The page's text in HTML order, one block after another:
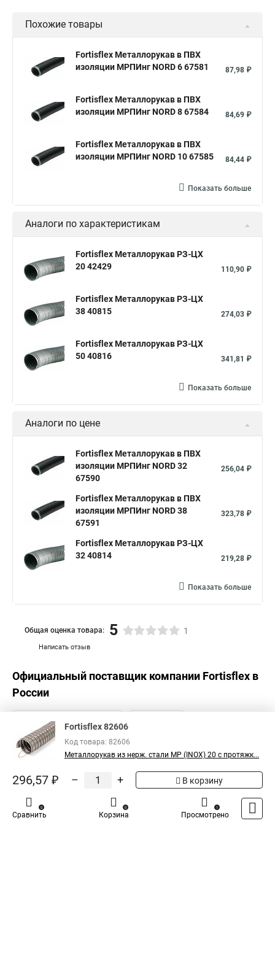
Похожие товары
Fortisflex Металлорукав в ПВХ
изоляции МРПИнг NORD 6 67581
87,98 ₽
Fortisflex Металлорукав в ПВХ
изоляции МРПИнг NORD 8 67584
84,69 ₽
Fortisflex Металлорукав в ПВХ
изоляции МРПИнг NORD 10 67585
84,44 ₽
Показать больше
Аналоги по характеристикам
Fortisflex Металлорукав РЗ-ЦХ
20 42429
110,90 ₽
Fortisflex Металлорукав РЗ-ЦХ
38 40815
274,03 ₽
Fortisflex Металлорукав РЗ-ЦХ
50 40816
341,81 ₽
Показать больше
Аналоги по цене
Fortisflex Металлорукав в ПВХ
изоляции МРПИнг NORD 32
67590
256,04 ₽
Fortisflex Металлорукав в ПВХ
изоляции МРПИнг NORD 38
67591
323,78 ₽
Fortisflex Металлорукав РЗ-ЦХ
32 40814
219,28 ₽
Показать больше
Написать отзыв
Общая оценка товара: 5 1
Официальный поставщик компании Fortisflex в
России
Fortisflex 82606
Код товара: 82606
Металлорукав из нерж. стали МР (INOX) 20 с протяжк...
296,57 ₽ – + В корзину
Сравнить
0
Корзина
0
Просмотрено
1